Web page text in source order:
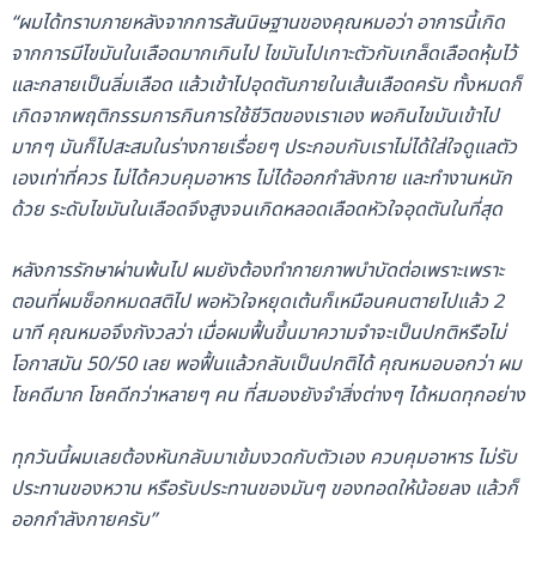
“ผมได้ทราบภายหลังจากการสันนิษฐานของคุณหมอว่า อาการนี้เกิด
จากการมีไขมันในเลือดมากเกินไป ไขมันไปเกาะตัวกับเกล็ดเลือดหุ้มไว้
และกลายเป็นลิ่มเลือด แล้วเข้าไปอุดตันภายในเส้นเลือดครับ ทั้งหมดก็
เกิดจากพฤติกรรมการกินการใช้ชีวิตของเราเอง พอกินไขมันเข้าไป
มากๆ มันก็ไปสะสมในร่างกายเรื่อยๆ ประกอบกับเราไม่ได้ใส่ใจดูแลตัว
เองเท่าที่ควร ไม่ได้ควบคุมอาหาร ไม่ได้ออกกำลังกาย และทำงานหนัก
ด้วย ระดับไขมันในเลือดจึงสูงจนเกิดหลอดเลือดหัวใจอุดตันในที่สุด
หลังการรักษาผ่านพ้นไป ผมยังต้องทำกายภาพบำบัดต่อเพราะเพราะ
ตอนที่ผมช็อกหมดสติไป พอหัวใจหยุดเต้นก็เหมือนคนตายไปแล้ว 2
นาที คุณหมอจึงกังวลว่า เมื่อผมฟื้นขึ้นมาความจำจะเป็นปกติหรือไม่
โอกาสมัน 50/50 เลย พอฟื้นแล้วกลับเป็นปกติได้ คุณหมอบอกว่า ผม
โชคดีมาก โชคดีกว่าหลายๆ คน ที่สมองยังจำสิ่งต่างๆ ได้หมดทุกอย่าง
ทุกวันนี้ผมเลยต้องหันกลับมาเข้มงวดกับตัวเอง ควบคุมอาหาร ไม่รับ
ประทานของหวาน หรือรับประทานของมันๆ ของทอดให้น้อยลง แล้วก็
ออกกำลังกายครับ”